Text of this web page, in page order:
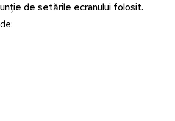
de setările ecranului folosit.
: